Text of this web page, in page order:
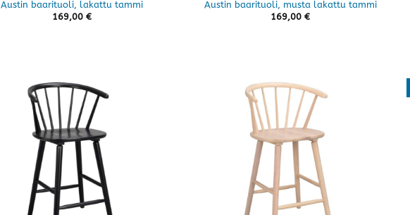
Austin baarituoli, lakattu tammi
169,00 €
Austin baarituoli, musta lakattu tammi
169,00 €